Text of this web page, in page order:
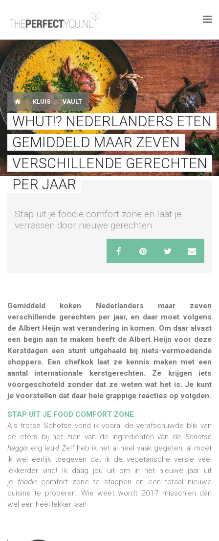

KNAPLEKKER
FOOD
SPORT
DROOM HOME
STYLE
BUSINESS
WELL TRAVELED
KLUIS VAULT
WHUT!? NEDERLANDERS ETEN
GEMIDDELD MAAR ZEVEN
VERSCHILLENDE GERECHTEN
PER JAAR
Stap uit je foodie comfort zone en laat je
verrassen door nieuwe gerechten
Gemiddeld koken Nederlanders maar zeven
verschillende gerechten per jaar, en daar moet volgens
de Albert Heijn wat verandering in komen. Om daar alvast
een begin aan te maken heeft de Albert Heijn voor deze
Kerstdagen een stunt uitgehaald bij niets-vermoedende
shoppers. Een chefkok laat ze kennis maken met een
aantal internationale kerstgerechten. Ze krijgen iets
voorgeschoteld zonder dat ze weten wat het is. Je kunt
je voorstellen dat daar hele grappige reacties op volgden.
STAP UIT JE FOOD COMFORT ZONE
Als trotse Schotse vond ik vooral de verafschuwde blik van
de eters bij het zien van de ingrediënten van de Schotse
haggis erg leuk! Zelf heb ik het al heel vaak gegeten, al moet
ik wel eerlijk toegeven dat ik de vegetarische versie veel
lekkerder vind! Ik daag jou uit om in het nieuwe jaar uit
je foodie comfort zone te stappen en een totaal nieuwe
cuisine te proberen. Wie weet wordt 2017 misschien dan
wel een héél lekker jaar!